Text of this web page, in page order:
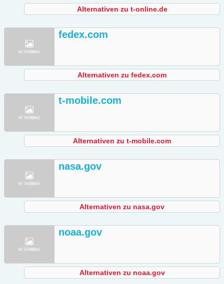
Alternativen zu t-online.de
fedex.com
Alternativen zu fedex.com
t-mobile.com
Alternativen zu t-mobile.com
nasa.gov
Alternativen zu nasa.gov
noaa.gov
Alternativen zu noaa.gov